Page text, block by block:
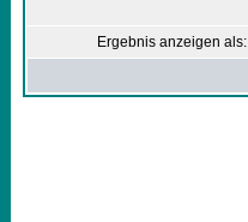
Ergebnis anzeigen als: